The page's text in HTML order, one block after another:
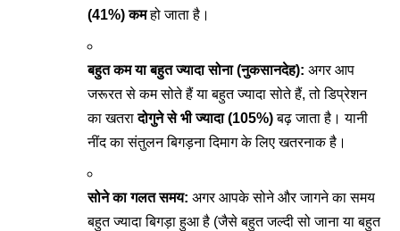
(41%) कमहो जाता है।
बहुत कम या बहुत ज्यादा सोना (नुकसानदेह): अगर आप
जरूरत से कम सोते हैं या बहुत ज्यादा सोते हैं, तो डिप्रेशन
का खतरादोगुने से भी ज्यादा (105%)बढ़ जाता है। यानी
नींद का संतुलन बिगड़ना दिमाग के लिए खतरनाक है।
सोने का गलत समय: अगर आपके सोने और जागने का समय
बहुत ज्यादा बिगड़ा हुआ है (जैसे बहुत जल्दी सो जाना या बहुत